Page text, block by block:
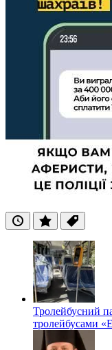
ОстанніПопулярні
Теги
Тролейбусний
тролейбусами